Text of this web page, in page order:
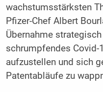
wachstumsstärksten
Pfizer-Chef Albert
Übernahme
schrumpfendes Covid-
aufzustellen und sich
Patentabläufe zu